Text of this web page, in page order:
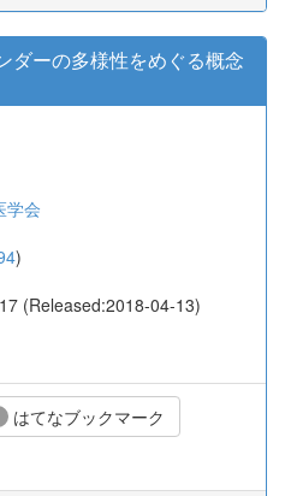
ダーの多様性をめぐる概念
学会
)
(Released:2018-04-13)
はてなブックマーク